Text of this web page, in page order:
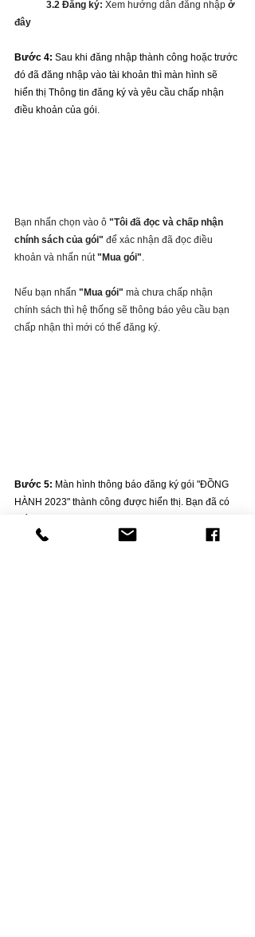
	3.2 Đăng ký:
Xem hướng dẫn đăng nhập ở
đây
Bước 4: Sau khi đăng nhập thành công hoặc trước
đó đã đăng nhập vào tài khoản thì màn hình sẽ
hiển thị Thông tin đăng ký và yêu cầu chấp nhận
điều khoản của gói.
Bạn nhấn chọn vào ô "Tôi đã đọc và chấp nhận
chính sách của gói" để xác nhận đã đọc điều
khoản và nhấn nút "Mua gói".
Nếu bạn nhấn "Mua gói" mà chưa chấp nhận
chính sách thì hệ thống sẽ thông báo yêu cầu bạn
chấp nhận thì mới có thể đăng ký.
Bước 5: Màn hình thông báo đăng ký gói "ĐỒNG
HÀNH 2023" thành công được hiển thị. Bạn đã có